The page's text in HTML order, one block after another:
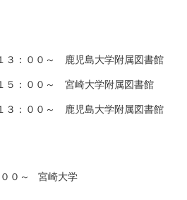
３：００～ 鹿児島大学附属図書館
５：００～ 宮崎大学附属図書館
３：００～ 鹿児島大学附属図書館
００～ 宮崎大学